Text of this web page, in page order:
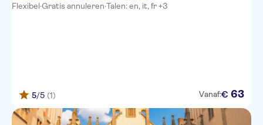
Flexibel·Gratis annuleren·Talen: en, it, fr +3
5/5 (1) Vanaf:€ 63